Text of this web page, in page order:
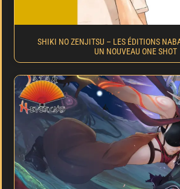
SHIKI NO ZENJITSU – LES ÉDITIONS
UN NOUVEAU ONE SHOT